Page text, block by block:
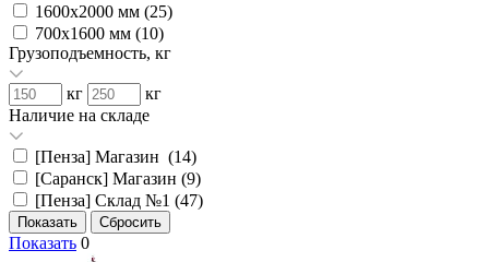
1600х2000 мм (25)
700х1600 мм (10)
Грузоподъемность, кг
кг
кг
Наличие на складе
[Пенза] Магазин (14)
[Саранск] Магазин (9)
[Пенза] Склад №1 (47)
Показать 0